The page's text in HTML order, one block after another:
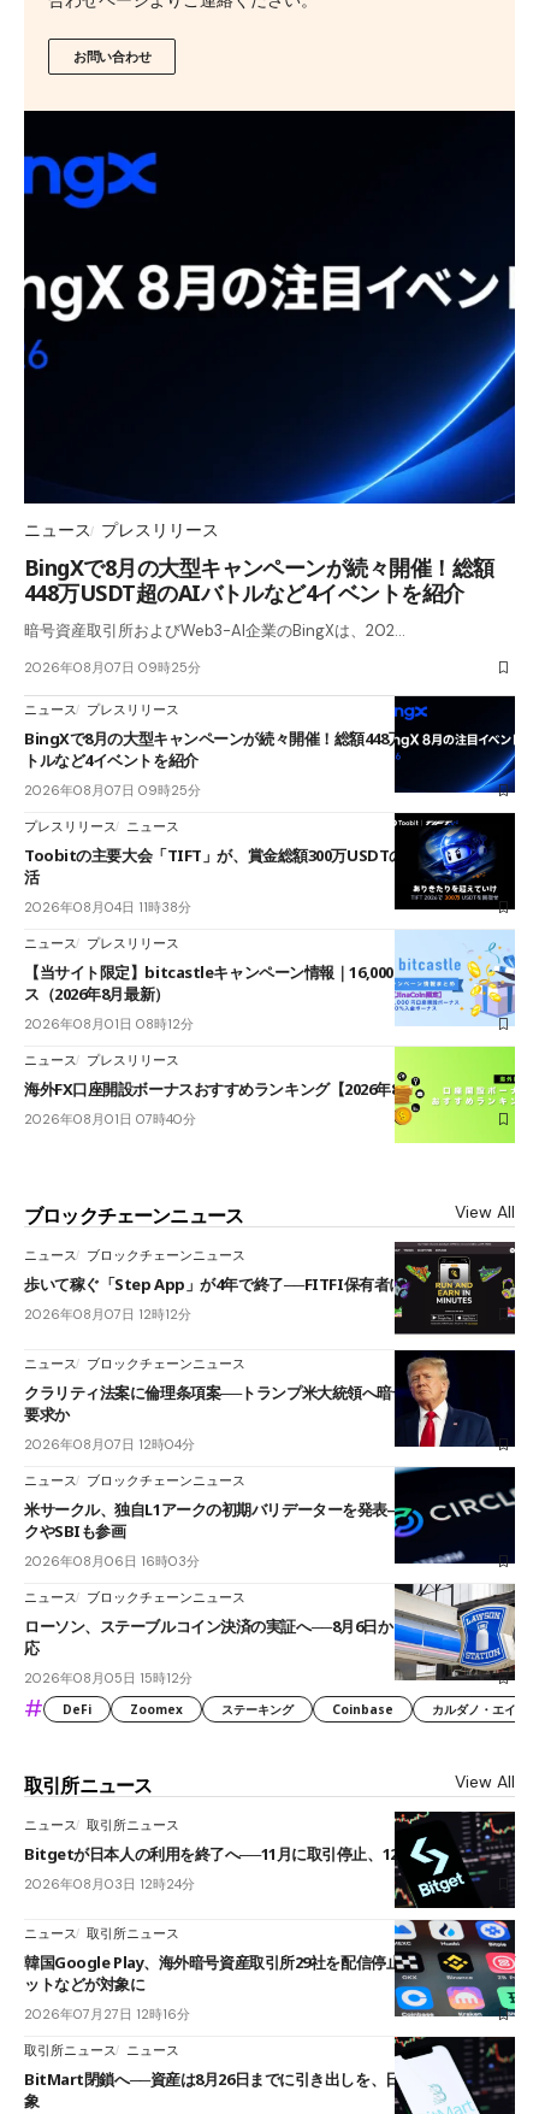
お問い合わせ
ニュース プレスリリース
BingXで8月の大型キャンペーンが続々開催！総額
448万USDT超のAIバトルなど4イベントを紹介
暗号資産取引所およびWeb3-AI企業のBingXは、202…
2026年08月07日 09時25分
ニュース プレスリリース
BingXで8月の大型キャンペーンが続々開催！総額448万USDT超のAIバ
トルなど4イベントを紹介
2026年08月07日 09時25分
プレスリリース ニュース
Toobitの主要大会「TIFT」が、賞金総額300万USDTのレースとして復
活
2026年08月04日 11時38分
ニュース プレスリリース
【当サイト限定】bitcastleキャンペーン情報｜16,000円口座開設ボーナ
ス（2026年8月最新）
2026年08月01日 08時12分
ニュース プレスリリース
海外FX口座開設ボーナスおすすめランキング【2026年8月最新】
2026年08月01日 07時40分
ブロックチェーンニュース View All
ニュース ブロックチェーンニュース
歩いて稼ぐ「Step App」が4年で終了──FITFI保有者に対応呼びかけ
2026年08月07日 12時12分
ニュース ブロックチェーンニュース
クラリティ法案に倫理条項案──トランプ米大統領へ暗号資産事業の売却
要求か
2026年08月07日 12時04分
ニュース ブロックチェーンニュース
米サークル、独自L1アークの初期バリデーターを発表――ブラックロッ
クやSBIも参画
2026年08月06日 16時03分
ニュース ブロックチェーンニュース
ローソン、ステーブルコイン決済の実証へ──8月6日からJPYCやUSDC対
応
2026年08月05日 15時12分
# DeFi Zoomex ステーキング Coinbase カルダノ・エイ
取引所ニュース View All
ニュース 取引所ニュース
Bitgetが日本人の利用を終了へ──11月に取引停止、12月末に強制決済
2026年08月03日 12時24分
ニュース 取引所ニュース
韓国Google Play、海外暗号資産取引所29社を配信停止──OKXやバイビ
ットなどが対象に
2026年07月27日 12時16分
取引所ニュース ニュース
BitMart閉鎖へ──資産は8月26日までに引き出しを、日本人利用者も対
象